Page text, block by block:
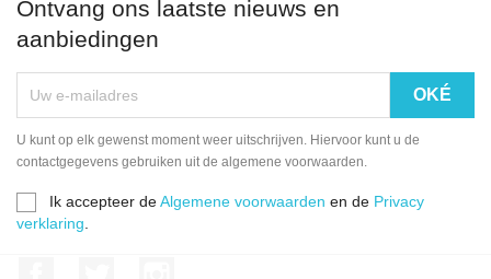
Ontvang ons laatste nieuws en
aanbiedingen
U kunt op elk gewenst moment weer uitschrijven. Hiervoor kunt u de
contactgegevens gebruiken uit de algemene voorwaarden.
Ik accepteer deAlgemene voorwaarden en de Privacy
verklaring